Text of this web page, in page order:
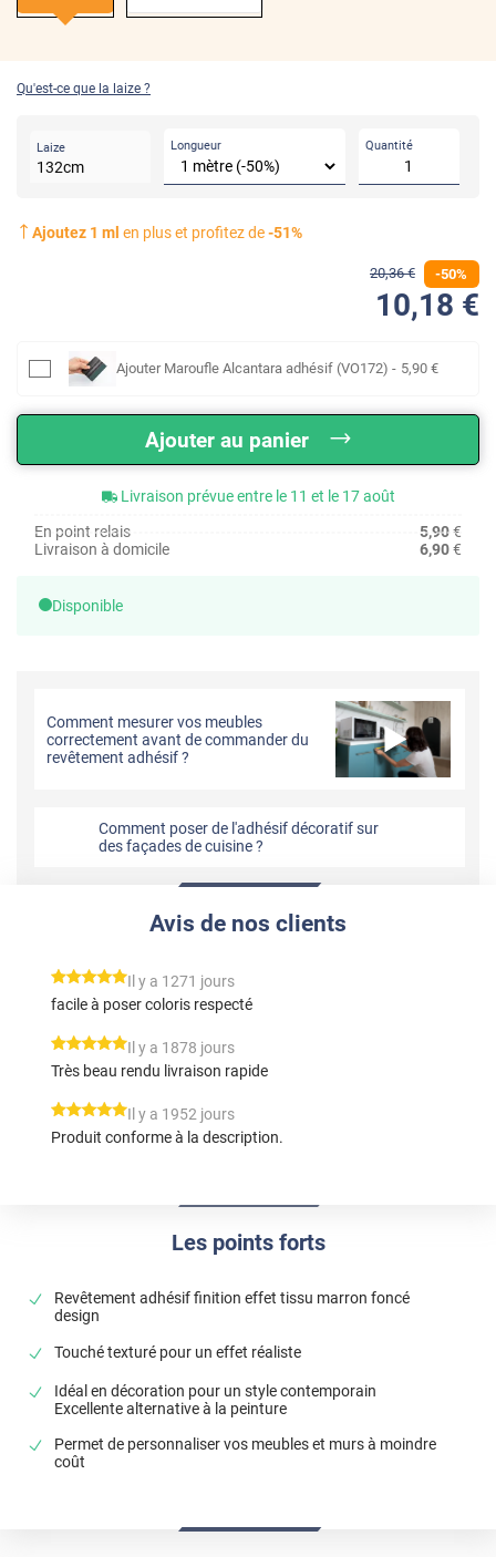
Qu'est-ce que la laize ?
Laize
132cm
Longueur Quantité
Ajoutez 1 ml en plus et profitez de-51%
20,36 € -50%
10,18 €
Ajouter Maroufle Alcantara adhésif (VO172) - 5,90 €
Ajouter au panier
Livraison prévue entre le 11 et le 17 août
En point relais
5,90€
Livraison à domicile
6,90€
Disponible
Comment mesurer vos meubles
correctement avant de commander du
revêtement adhésif ?
Comment poser de l'adhésif décoratif sur
des façades de cuisine ?
Les points forts
Revêtement adhésif finition effet tissu marron foncé
design
Touché texturé pour un effet réaliste
Idéal en décoration pour un style contemporain
Excellente alternative à la peinture
Permet de personnaliser vos meubles et murs à moindre
coût
Avis de nos clients
*****
Il y a 1271 jours
facile à poser coloris respecté
*****
Il y a 1878 jours
Très beau rendu livraison rapide
*****
Il y a 1952 jours
Produit conforme à la description.